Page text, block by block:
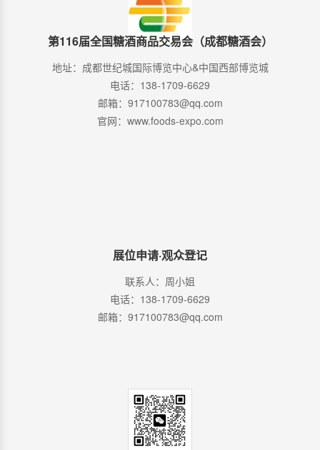
第116届全国糖酒商品交易会（成都糖酒会）
地址：成都世纪城国际博览中心&中国西部博览城
电话：138-1709-6629
邮箱：917100783@qq.com
官网：www.foods-expo.com
展位申请·观众登记
联系人：周小姐
电话：138-1709-6629
邮箱：917100783@qq.com